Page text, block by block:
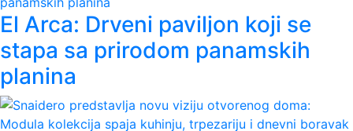
El Arca: Drveni paviljon koji se
stapa sa prirodom panamskih
planina